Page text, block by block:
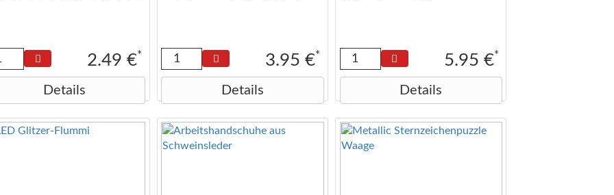
2.49 €*
Details
3.95 €*
Details
Schaumstoffpinsel und
selbsthaftende Pads enthalten.
Altersempfehlung: ab 8 Jahren Maße
in Verpackung: ca. 26 x 20 x 7,5 cm
5.95 €*
Details